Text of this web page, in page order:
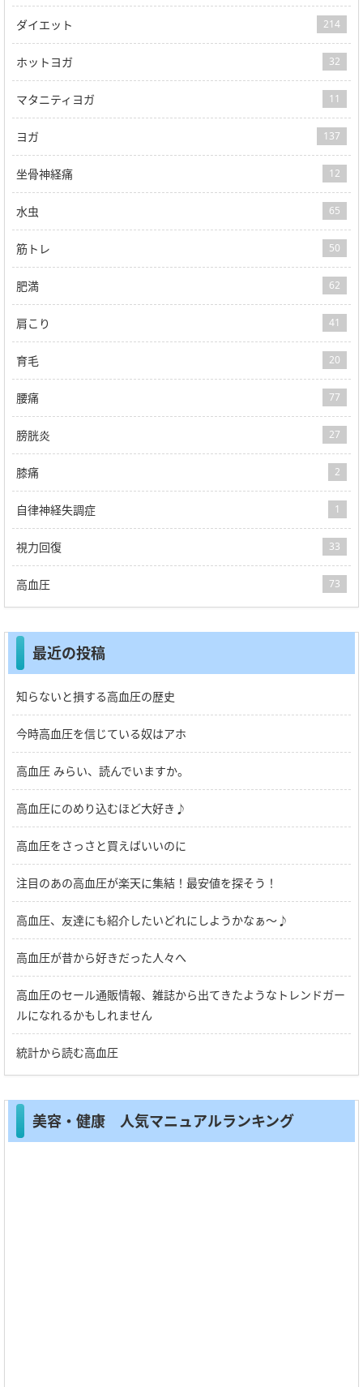
ダイエット 214
ホットヨガ 32
マタニティヨガ 11
ヨガ 137
坐骨神経痛 12
水虫 65
筋トレ 50
肥満 62
肩こり 41
育毛 20
腰痛 77
膀胱炎 27
膝痛 2
自律神経失調症 1
視力回復 33
高血圧 73
最近の投稿
知らないと損する高血圧の歴史
今時高血圧を信じている奴はアホ
高血圧 みらい、読んでいますか。
高血圧にのめり込むほど大好き♪
高血圧をさっさと買えばいいのに
注目のあの高血圧が楽天に集結！最安値を探そう！
高血圧、友達にも紹介したいどれにしようかなぁ～♪
高血圧が昔から好きだった人々へ
高血圧のセール通販情報、雑誌から出てきたようなトレンドガー
ルになれるかもしれません
統計から読む高血圧
美容・健康 人気マニュアルランキング